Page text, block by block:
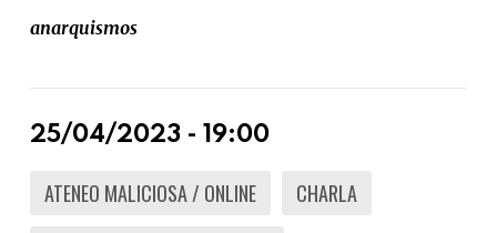
anarquismos
25/04/2023 - 19:00
ATENEO MALICIOSA / ONLINE
CHARLA